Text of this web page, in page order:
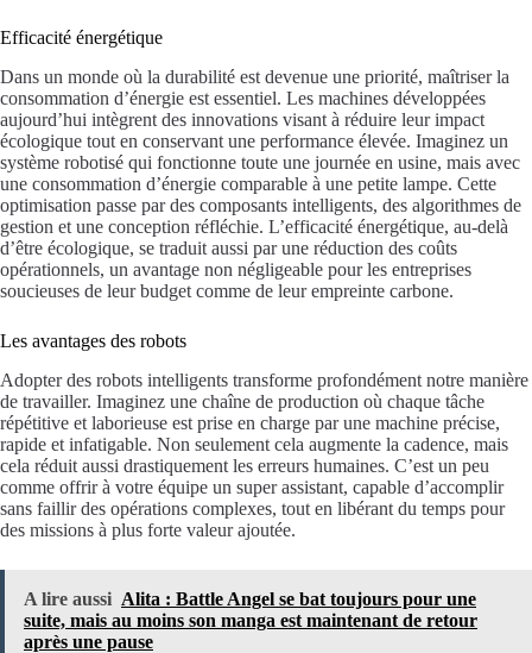
Efficacité énergétique
Dans un monde où la durabilité est devenue une priorité, maîtriser la
consommation d’énergie est essentiel. Les machines développées
aujourd’hui intègrent des innovations visant à réduire leur impact
écologique tout en conservant une performance élevée. Imaginez un
système robotisé qui fonctionne toute une journée en usine, mais avec
une consommation d’énergie comparable à une petite lampe. Cette
optimisation passe par des composants intelligents, des algorithmes de
gestion et une conception réfléchie. L’efficacité énergétique, au-delà
d’être écologique, se traduit aussi par une réduction des coûts
opérationnels, un avantage non négligeable pour les entreprises
soucieuses de leur budget comme de leur empreinte carbone.
Les avantages des robots
Adopter des robots intelligents transforme profondément notre manière
de travailler. Imaginez une chaîne de production où chaque tâche
répétitive et laborieuse est prise en charge par une machine précise,
rapide et infatigable. Non seulement cela augmente la cadence, mais
cela réduit aussi drastiquement les erreurs humaines. C’est un peu
comme offrir à votre équipe un super assistant, capable d’accomplir
sans faillir des opérations complexes, tout en libérant du temps pour
des missions à plus forte valeur ajoutée.
A lire aussi Alita : Battle Angel se bat toujours pour une
suite, mais au moins son manga est maintenant de retour
après une pause